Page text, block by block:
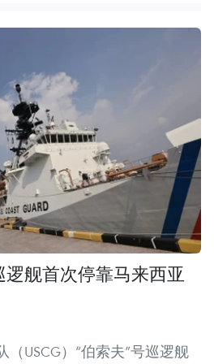
舰首次停靠马来西亚
USCG）“伯索夫”号巡逻舰